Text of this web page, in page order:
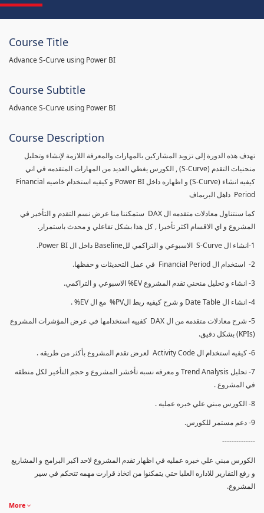
Course Title
Advance S-Curve using Power BI
Course Subtitle
Advance S-Curve using Power BI
Course Description
تهدف هذه الدورة إلى تزويد المشاركين بالمهارات والمعرفة اللازمة لإنشاء وتحليل
منحنيات التقدم (S-Curve) , الكورس يغطي العديد من المهارات المتقدمه في اني
كيفيه انشاء (S-Curve) و اظهاره داخل Power BI و كيفيه استخدام خاصيه Financial
Period داهل البريماف
كما سنتناول معادلات متقدمه ال DAX ستمكننا منا عرض نسم التقدم و التأخير في
المشروع و اي الاقسام اكثر تأخيرا , كل هذا بشكل تفاعلي و محدث باستمرار.
1-انشاء ال S-Curve الاسبوعي و التراكمي للBaseline داخل ال Power BI.
2- استخدام ال Financial Period في عمل التحديثات و حفظها.
3- انشاء و تحليل منحني تقدم المشروع EV% الاسبوعي و التراكمي.
4- انشاء ال Date Table و شرح كيفيه ربط الPV% مع ال EV% .
5- شرح معادلات متقدمه من ال DAX كفييه استخدامها في عرض المؤشرات المشروع
(KPIs) بشكل دقيق.
6- كيفيه استخدام ال Activity Code لعرض تقدم المشروع بأكثر من طريقه .
7- تحليل Trend Analysis و معرفه نسبه تأخشر المشروع و حجم التأخير لكل منطقه
في المشروع .
8- الكورس مبني علي خبره عمليه .
9- دعم مستمر للكورس.
--------------
الكورس مبني علي خبره عمليه في اظهار تقدم المشروع لاحد اكبر البرامج و المشاريع
و رفع التقارير للاداره العليا حتي يتمكنوا من اتخاذ قرارت مهمه تتحكم في سير
المشروع.
More